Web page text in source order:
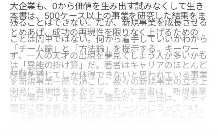
大企業も、0から価値を生み出す試みなくして生き
残ることはできない。だが、新規事業を成長させる
ことは簡単ではない。何から着手していいかわから
ず、一人の天才の出現を夢見てしまう人が多いかも
しれない。
本書は、500ケース以上の事業を研究した結果をま
とめあげ、成功の再現性を限りなく上げるための
「チーム論」と「方法論」を提示する。キーワード
は「異能の掛け算」だ。著者はキャリアのほとんど
を新規事業一筋で過ごし、数々の新規事業の立ち上
げに関わってきた井上一鷹氏だ。井上氏は、メディ
気がついた。「事業開発の経験者は、とにかく精神
経験を通じてしか体得できないと思われている事業
開発に再現性をもたらす。そんな本書は、新規事業
開発に頭を抱えるビジネスパーソンにうってつけの